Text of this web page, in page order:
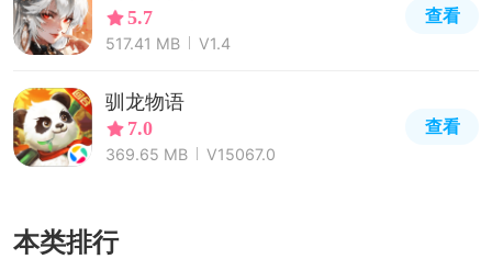
5.7
517.41 MB V1.4
查看
驯龙物语
7.0
369.65 MB V15067.0
查看
本类排行